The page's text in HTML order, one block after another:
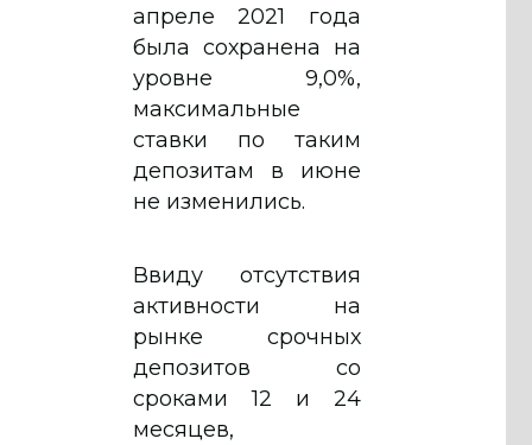
апреле 2021 года
была сохранена на
уровне 9,0%,
максимальные
ставки по таким
депозитам в июне
не изменились.
Ввиду отсутствия
активности на
рынке срочных
депозитов со
сроками 12 и 24
месяцев,